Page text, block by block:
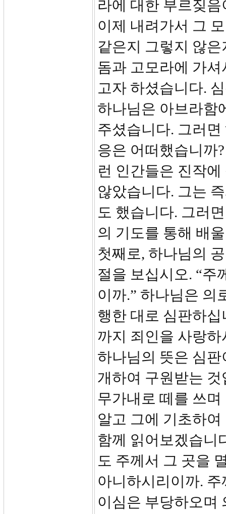
라에 대한 부르짖
이제 내려가서 그
같은지 그렇지 않
돔과 고모라에 가
고자 하셨습니다.
하나님은 아브라함
주셨습니다. 그러
응은 어떠했습니까
런 인간들은 진작
않았습니다. 그는
도 했습니다. 그러
의 기도를 통해 배
첫째로, 하나님의
절을 보십시오. “주
이까.” 하나님은 의
행한 대로 심판하
까지 죄인을 사랑
하나님의 뜻은 심
개하여 구원받는
무가내로 떼를 쓰
알고 그에 기초하
함께 읽어보겠습니
도 주께서 그 곳을
아니하시리이까.
이심은 부당하오며